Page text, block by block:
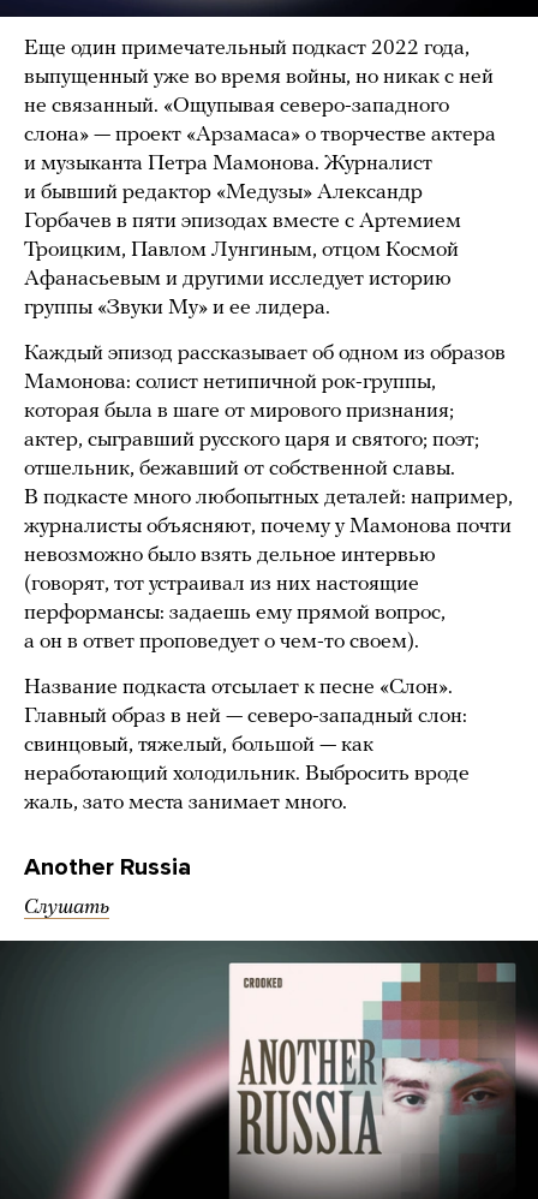
Еще один примечательный подкаст 2022 года,
выпущенный уже во время войны, но никак с ней
не связанный. «Ощупывая северо-западного
слона» — проект «Арзамаса» о творчестве актера
и музыканта Петра Мамонова. Журналист
и бывший редактор «Медузы» Александр
Горбачев в пяти эпизодах вместе с Артемием
Троицким, Павлом Лунгиным, отцом Космой
Афанасьевым и другими исследует историю
группы «Звуки Му» и ее лидера.
Каждый эпизод рассказывает об одном из образов
Мамонова: солист нетипичной рок-группы,
которая была в шаге от мирового признания;
актер, сыгравший русского царя и святого; поэт;
отшельник, бежавший от собственной славы.
В подкасте много любопытных деталей: например,
журналисты объясняют, почему у Мамонова почти
невозможно было взять дельное интервью
(говорят, тот устраивал из них настоящие
перформансы: задаешь ему прямой вопрос,
а он в ответ проповедует о чем-то своем).
Название подкаста отсылает к песне «Слон».
Главный образ в ней — северо-западный слон:
свинцовый, тяжелый, большой — как
неработающий холодильник. Выбросить вроде
жаль, зато места занимает много.
Another Russia
Слушать